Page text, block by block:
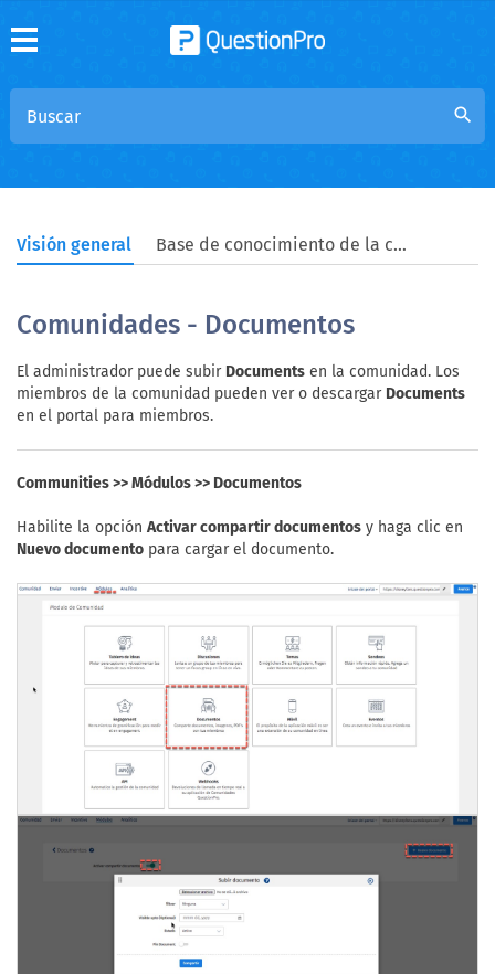
search
Visión general Base de conocimiento de la comunidad
Comunidades - Documentos
El administrador puede subir Documents en la comunidad. Los
miembros de la comunidad pueden ver o descargar Documents
en el portal para miembros.
Communities >> Módulos >> Documentos
Habilite la opción Activar compartir documentos y haga clic en
Nuevo documento para cargar el documento.